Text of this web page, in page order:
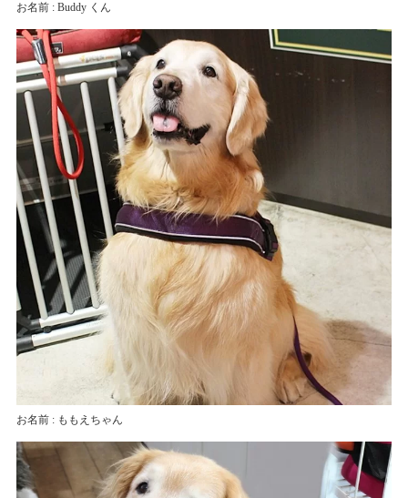
お名前 : Buddy くん
お名前 : ももえちゃん